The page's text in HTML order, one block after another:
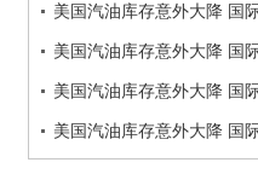
美国汽油库存意外大降 国
美国汽油库存意外大降 国
美国汽油库存意外大降 国
美国汽油库存意外大降 国